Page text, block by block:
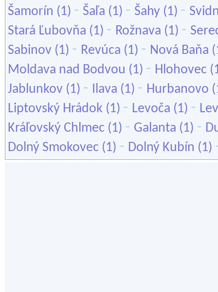
Šamorín (1) - Šaľa (1) - Šahy (1) -
Stará Ľubovňa (1) - Rožnava (1) -
Sabinov (1) - Revúca (1) - Nová Baňa
Moldava nad Bodvou (1) - Hlohovec
Jablunkov (1) - Ilava (1) - Hurbanovo
Liptovský Hrádok (1) - Levoča (1) -
Kráľovský Chlmec (1) - Galanta (1) -
Dolný Smokovec (1) - Dolný Kubín (1)